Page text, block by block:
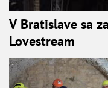
V Bratislave sa
Lovestream